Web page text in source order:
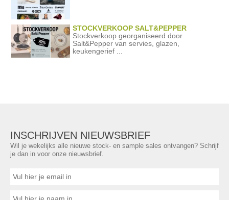
STOCKVERKOOP SALT&PEPPER
Stockverkoop georganiseerd door
Salt&Pepper van servies, glazen,
keukengerief ...
INSCHRIJVEN NIEUWSBRIEF
Wil je wekelijks alle nieuwe stock- en sample sales ontvangen? Schrijf
je dan in voor onze nieuwsbrief.